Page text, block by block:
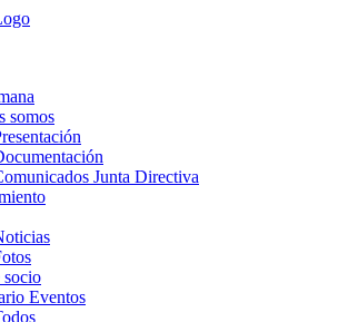
somos
Junta Directiva
socio
Eventos